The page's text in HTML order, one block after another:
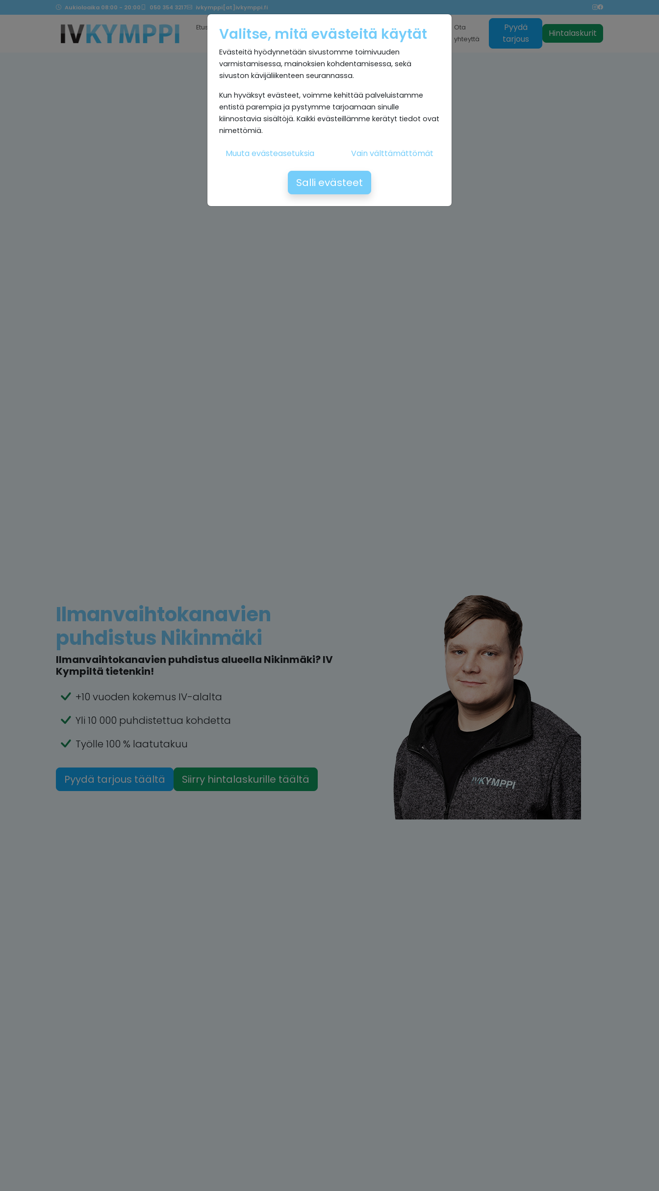
Aukioloaika 08:00 - 20:00 050 354 3217 ivkymppi[at]ivkymppi.fi
Etusivu Palvelumme
Ultrapuhdas
sisäilma
Kymppi
Kokemuksia Rekrytointi
Ota
yhteyttä
Pyydä
tarjous
Hintalaskurit
Ilmanvaihtokanavien
puhdistus Nikinmäki
Ilmanvaihtokanavien puhdistus alueella Nikinmäki? IV
Kympiltä tietenkin!
+10 vuoden kokemus IV-alalta
Yli 10 000 puhdistettua kohdetta
Työlle 100 % laatutakuu
Pyydä tarjous täältä Siirry hintalaskurille täältä
Valitse, mitä evästeitä käytät
Evästeitä hyödynnetään sivustomme toimivuuden
varmistamisessa, mainoksien kohdentamisessa, sekä
sivuston kävijäliikenteen seurannassa.
Kun hyväksyt evästeet, voimme kehittää palveluistamme
entistä parempia ja pystymme tarjoamaan sinulle
kiinnostavia sisältöjä. Kaikki evästeillämme kerätyt tiedot ovat
nimettömiä.
Muuta evästeasetuksia Vain välttämättömät
Salli evästeet